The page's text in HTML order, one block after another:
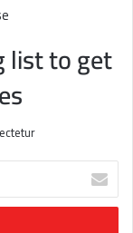
list to get
خ